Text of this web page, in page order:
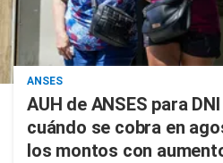
ANSES
AUH de ANSES para
cuándo se cobra en
los montos con